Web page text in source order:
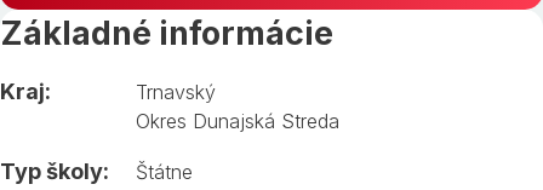
Základné informácie
Kraj:
Trnavský
Okres Dunajská Streda
Typ školy: Štátne